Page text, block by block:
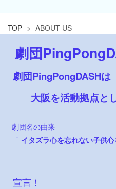
TOP > ABOUT US
劇団
劇団PingPongDASHは
大阪を活動拠点とし
劇団名の由来
「 イタズラ心を忘れない子供心
宣言！